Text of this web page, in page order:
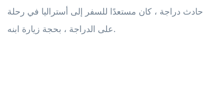
حادث دراجة ، كان مستعدًا للسفر إلى أستراليا في رحلة
على الدراجة ، بحجة زيارة ابنه.